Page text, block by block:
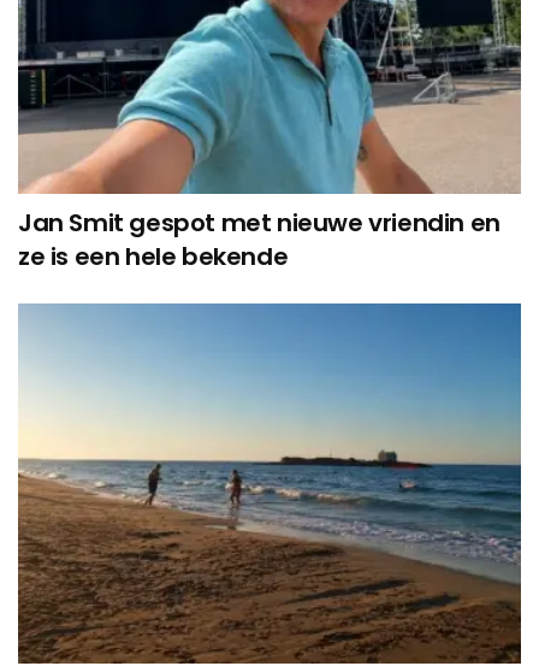
Jan Smit gespot met nieuwe vriendin en
ze is een hele bekende